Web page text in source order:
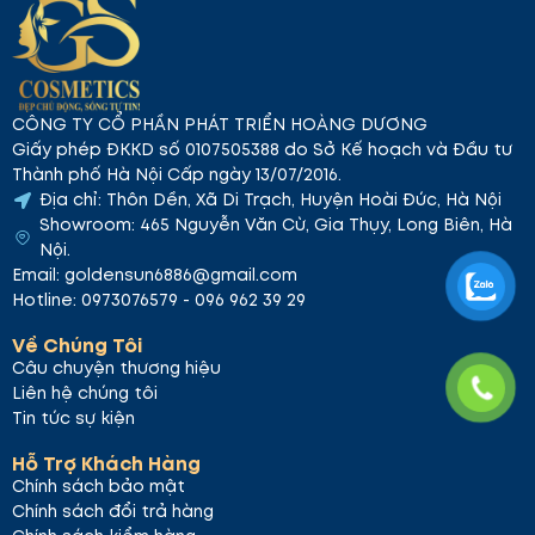
như Ceramide, Sodium Hyaluronate
Dùng được cho mọi loại da
Hướng dẫn sử dụng sữa dưỡng thể
chống nắng Hatomugi UV Milky Gel SPF31
PA+++
Sử dụng đều đặn 2 lần /ngày để đạt hiệu quả tốt
nhấtĐối với mặt:
Làm sạch da với các sản phẩm tẩy trang, sữa
rửa mặt
Hoàn thành các bước chăm sóc da cơ bản với
toner, serum
Lấy một lượng nhỏ sản phẩm, chấm đều lên
trán, mũi, 2 má và cằm
Thoa kem theo vòng tròn
Vỗ nhẹ khắp mặt để kem thẩm thấu tốt hơn.
Đối với toàn thân:
Sau khi làm sạch cơ thể, lấy một lượng vừa đủ
thoa lên các vùng trên cơ thể
CÔNG TY CỔ PHẦN PHÁT TRIỂN HOÀNG DƯƠNG
Giấy phép ĐKKD số 0107505388 do Sở Kế hoạch và Đầu tư
Thành phố Hà Nội Cấp ngày 13/07/2016.
Địa chỉ: Thôn Dền, Xã Di Trạch, Huyện Hoài Đức, Hà Nội
Showroom: 465 Nguyễn Văn Cừ, Gia Thụy, Long Biên, Hà
Nội.
Email: goldensun6886@gmail.com
Hotline: 0973076579 - 096 962 39 29
Về Chúng Tôi
Câu chuyện thương hiệu
Liên hệ chúng tôi
Tin tức sự kiện
Hỗ Trợ Khách Hàng
Chính sách bảo mật
Chính sách đổi trả hàng